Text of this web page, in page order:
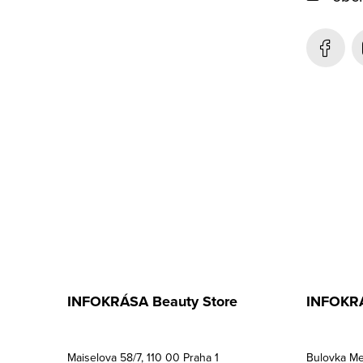
INFOKRÁSA Beauty Store
Maiselova 58/7, 110 00 Praha 1 Bulovka